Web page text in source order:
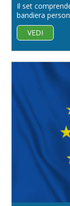
Il set
bandiera
VEDI